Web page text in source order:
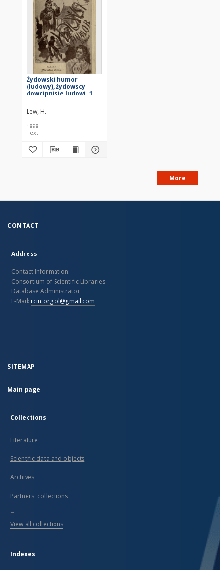
Żydowski humor
(ludowy), żydowscy
dowcipnisie ludowi. 1
Lew, H.
1898
Text
More
CONTACT
Address
Contact Information:
Consortium of Scientific Libraries
Database Administrator
E-Mail: rcin.org.pl@gmail.com
SITEMAP
Main page
Collections
Literature
Scientific data and objects
Archives
Partners' collections
...
View all collections
Indexes